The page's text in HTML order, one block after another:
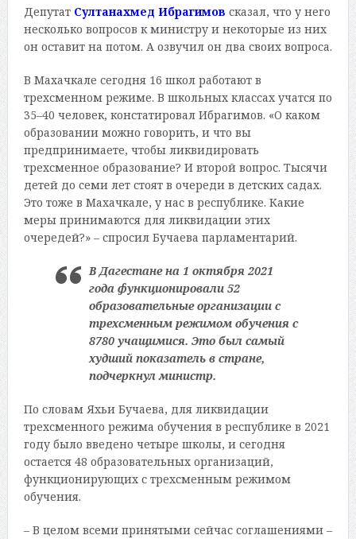
ДепутатСултанахмед Ибрагимов сказал, что у него
несколько вопросов к министру и некоторые из них
он оставит на потом. А озвучил он два своих вопроса.
В Махачкале сегодня 16 школ работают в
трехсменном режиме. В школьных классах учатся по
35–40 человек, констатировал Ибрагимов. «О каком
образовании можно говорить, и что вы
предпринимаете, чтобы ликвидировать
трехсменное образование? И второй вопрос. Тысячи
детей до семи лет стоят в очереди в детских садах.
Это тоже в Махачкале, у нас в республике. Какие
меры принимаются для ликвидации этих
очередей?» – спросил Бучаева парламентарий.
В Дагестане на 1 октября 2021
года функционировали 52
образовательные организации с
трехсменным режимом обучения с
8780 учащимися. Это был самый
худший показатель в стране,
подчеркнул министр.
По словам Яхьи Бучаева, для ликвидации
трехсменного режима обучения в республике в 2021
году было введено четыре школы, и сегодня
остается 48 образовательных организаций,
функционирующих с трехсменным режимом
обучения.
– В целом всеми принятыми сейчас соглашениями –